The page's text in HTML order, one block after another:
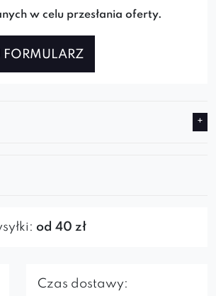
w celu przesłania oferty.
od 40 zł
Czas dostawy: